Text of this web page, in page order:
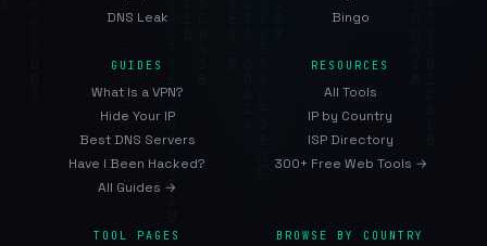
DNS Leak
Bingo
GUIDES
What Is a VPN?
Hide Your IP
Best DNS Servers
Have I Been Hacked?
All Guides →
RESOURCES
All Tools
IP by Country
ISP Directory
300+ Free Web Tools →
TOOL PAGES BROWSE BY COUNTRY